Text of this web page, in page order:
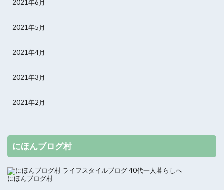
2021年6月
2021年5月
2021年4月
2021年3月
2021年2月
にほんブログ村
にほんブログ村